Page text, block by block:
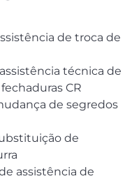
de troca de
técnica de
CR
de segredos
de
assistência de